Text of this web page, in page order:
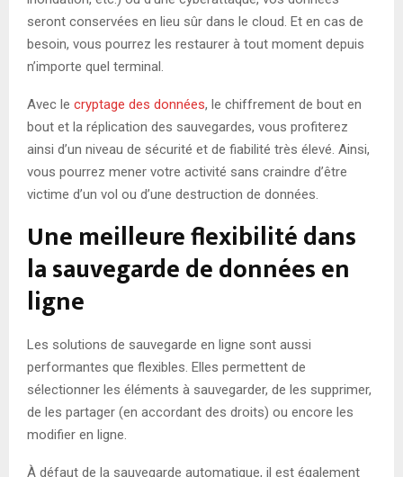
seront conservées en lieu sûr dans le cloud. Et en cas de
besoin, vous pourrez les restaurer à tout moment depuis
n’importe quel terminal.
Avec le cryptage des données, le chiffrement de bout en
bout et la réplication des sauvegardes, vous profiterez
ainsi d’un niveau de sécurité et de fiabilité très élevé. Ainsi,
vous pourrez mener votre activité sans craindre d’être
victime d’un vol ou d’une destruction de données.
Une meilleure flexibilité dans
la sauvegarde de données en
ligne
Les solutions de sauvegarde en ligne sont aussi
performantes que flexibles. Elles permettent de
sélectionner les éléments à sauvegarder, de les supprimer,
de les partager (en accordant des droits) ou encore les
modifier en ligne.
À défaut de la sauvegarde automatique, il est également